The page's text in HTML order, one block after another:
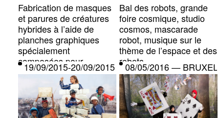
Fabrication de masques
et parures de créatures
hybrides à l’aide de
planches graphiques
spécialement
composées pour
l’occasion.
Bal des robots, grande
foire cosmique, studio
cosmos, mascarade
robot, musique sur le
thème de l’espace et des
robots.
19/09/2015-20/09/2015 — SAINT-DENIS, FR
08/05/2016 —